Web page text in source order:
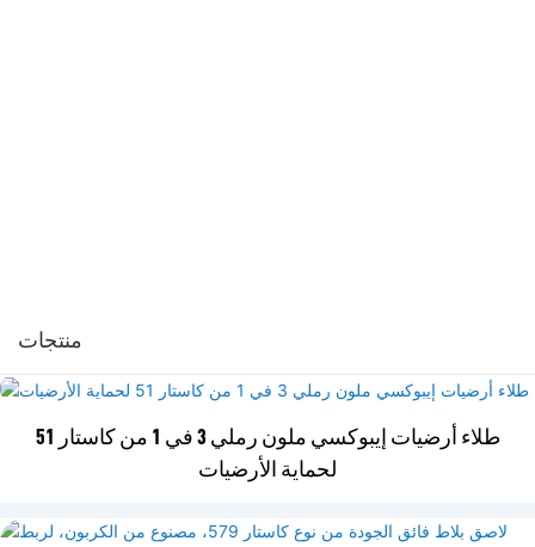
منتجات
طلاء أرضيات إيبوكسي ملون رملي 3 في 1 من كاستار 51
لحماية الأرضيات